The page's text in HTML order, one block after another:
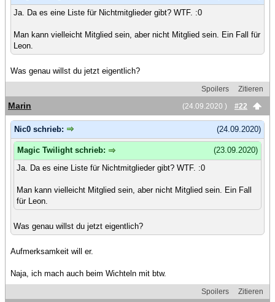
Ja. Da es eine Liste für Nichtmitglieder gibt? WTF. :0
Man kann vielleicht Mitglied sein, aber nicht Mitglied sein. Ein Fall für
Leon.
Was genau willst du jetzt eigentlich?
Spoilers
Zitieren
(24.09.2020 )
#22
Marin
(24.09.2020)
Nic0 schrieb:
(23.09.2020)
Magic Twilight schrieb:
Ja. Da es eine Liste für Nichtmitglieder gibt? WTF. :0
Man kann vielleicht Mitglied sein, aber nicht Mitglied sein. Ein Fall
für Leon.
Was genau willst du jetzt eigentlich?
Aufmerksamkeit will er.
Naja, ich mach auch beim Wichteln mit btw.
Spoilers
Zitieren